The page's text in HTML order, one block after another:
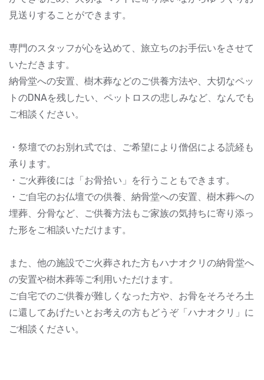
見送りすることができます。
専門のスタッフが心を込めて、旅立ちのお手伝いをさせて
いただきます。
納骨堂への安置、樹木葬などのご供養方法や、大切なペッ
トのDNAを残したい、ペットロスの悲しみなど、なんでも
ご相談ください。
・祭壇でのお別れ式では、ご希望により僧侶による読経も
承ります。
・ご火葬後には「お骨拾い」を行うこともできます。
・ご自宅のお仏壇での供養、納骨堂への安置、樹木葬への
埋葬、分骨など、ご供養方法もご家族の気持ちに寄り添っ
た形をご相談いただけます。
また、他の施設でご火葬された方もハナオクリの納骨堂へ
の安置や樹木葬等ご利用いただけます。
ご自宅でのご供養が難しくなった方や、お骨をそろそろ土
に還してあげたいとお考えの方もどうぞ「ハナオクリ」に
ご相談ください。